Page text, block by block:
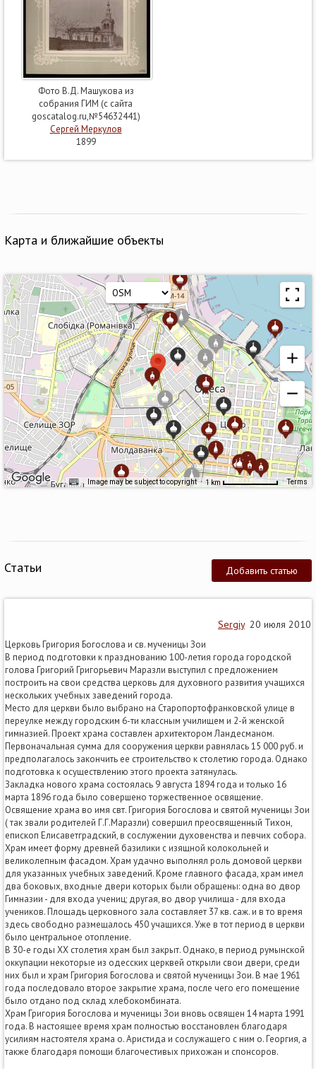
Фото В.Д. Машукова из
собрания ГИМ (с сайта
goscatalog.ru,№54632441)
Сергей Меркулов
1899
Карта и ближайшие объекты
Image may be subject to copyright 1 km Terms
Добавить статью
Статьи
Sergiy20 июля 2010
Церковь Григория Богослова и св. мученицы Зои
В период подготовки к празднованию 100-летия города городской
голова Григорий Григорьевич Маразли выступил с предложением
построить на свои средства церковь для духовного развития учащихся
нескольких учебных заведений города.
Место для церкви было выбрано на Старопортофранковской улице в
переулке между городским 6-ти классным училищем и 2-й женской
гимназией. Проект храма составлен архитектором Ландесманом.
Первоначальная сумма для сооружения церкви равнялась 15 000 руб. и
предполагалось закончить ее строительство к столетию города. Однако
подготовка к осуществлению этого проекта затянулась.
Закладка нового храма состоялась 9 августа 1894 года и только 16
марта 1896 года было совершено торжественное освящение.
Освящение храма во имя свт. Григория Богослова и святой мученицы Зои
( так звали родителей Г.Г.Маразли) совершил преосвященный Тихон,
епископ Елисаветградский, в сослужении духовенства и певчих собора.
Храм имеет форму древней базилики с изящной колокольней и
великолепным фасадом. Храм удачно выполнял роль домовой церкви
для указанных учебных заведений. Кроме главного фасада, храм имел
два боковых, входные двери которых были обращены: одна во двор
Гимназии - для входа учениц; другая, во двор училища - для входа
учеников. Площадь церковного зала составляет 37 кв. саж. и в то время
здесь свободно размещалось 450 учащихся. Уже в тот период в церкви
было центральное отопление.
В 30-е годы XX столетия храм был закрыт. Однако, в период румынской
оккупации некоторые из одесских церквей открыли свои двери, среди
них был и храм Григория Богослова и святой мученицы Зои. В мае 1961
года последовало второе закрытие храма, после чего его помещение
было отдано под склад хлебокомбината.
Храм Григория Богослова и мученицы Зои вновь освящен 14 марта 1991
года. В настоящее время храм полностью восcтановлен благодаря
усилиям настоятеля храма о. Аристида и сослужащего с ним о. Георгия, а
также благодаря помощи благочестивых прихожан и спонсоров.